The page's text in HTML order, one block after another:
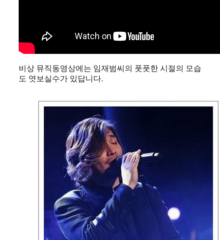
비상 뮤직동영상에는 임재범씨의 풋풋한 시절의 모습
도 엿보실수가 있답니다.